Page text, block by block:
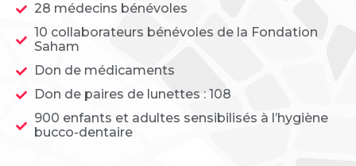
28 médecins bénévoles
10 collaborateurs bénévoles de la Fondation
Saham
Don de médicaments
Don de paires de lunettes : 108
900 enfants et adultes sensibilisés à l’hygiène
bucco-dentaire